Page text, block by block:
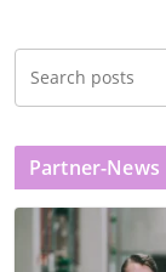
Partner-News